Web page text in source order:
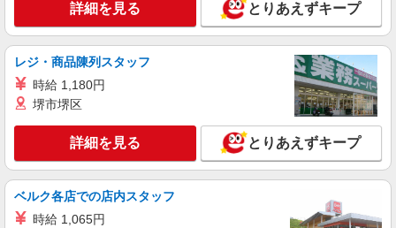
キープ 詳細を見る
派遣社員
パーソルファクトリーパートナーズ株式会社
入出荷・格納など/要資格（日勤）
時給1400円 ※交通費全額支給（規定あり）
【月収例】4.6万円（4日勤務＋残業1h）
福岡県福岡市東区香椎浜ふ頭
キープ
詳細を見る とりあえずキープ
レジ・商品陳列スタッフ
時給 1,180円
堺市堺区
詳細を見る とりあえずキープ
ベルク各店での店内スタッフ
時給 1,065円